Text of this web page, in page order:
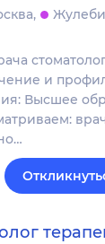
и
Высшее